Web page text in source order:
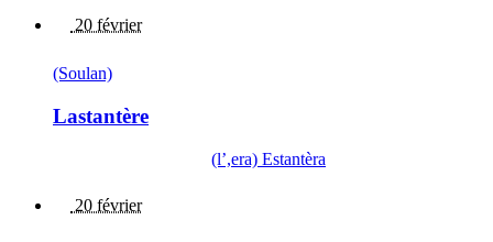
20 février
(Soulan)
Lastantère
(l’,era) Estantèra
20 février